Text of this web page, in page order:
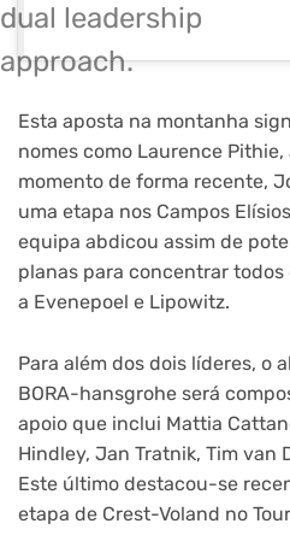
dual leadership
approach.
Esta aposta na montanha
nomes como Laurence
momento de forma recente,
uma etapa nos Campos
equipa abdicou assim de
planas para concentrar todos
a Evenepoel e Lipowitz.
Para além dos dois líderes, o
BORA-hansgrohe será
apoio que inclui Mattia
Hindley, Jan Tratnik, Tim van
Este último destacou-se
etapa de Crest-Voland no